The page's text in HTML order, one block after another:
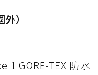
）
1 GORE-TEX 防水